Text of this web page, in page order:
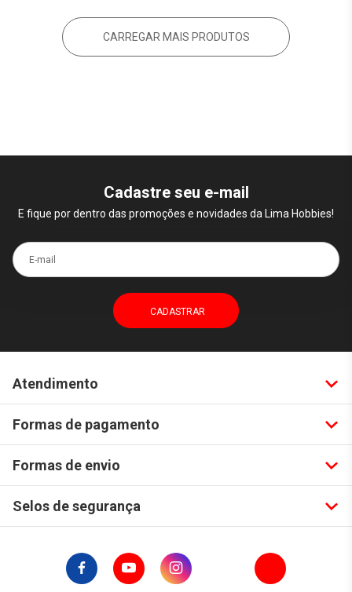
CARREGAR MAIS PRODUTOS
Cadastre seu e-mail
E fique por dentro das promoções e novidades da Lima Hobbies!
E-mail
Atendimento
Formas de pagamento
Formas de envio
Selos de segurança